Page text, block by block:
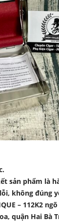
sản phẩm là
không đúng
– 112K2
quận Hai Bà